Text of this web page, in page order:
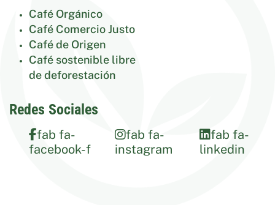
Café Orgánico
Café Comercio Justo
Café de Origen
Café sostenible libre
de deforestación
Redes Sociales
fab fa-
facebook-f
fab fa-
instagram
fab fa-
linkedin